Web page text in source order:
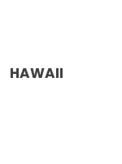
HAWAII